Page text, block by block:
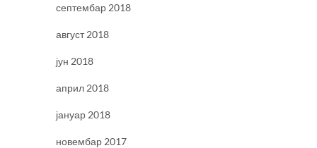
септембар 2018
август 2018
јун 2018
април 2018
јануар 2018
новембар 2017